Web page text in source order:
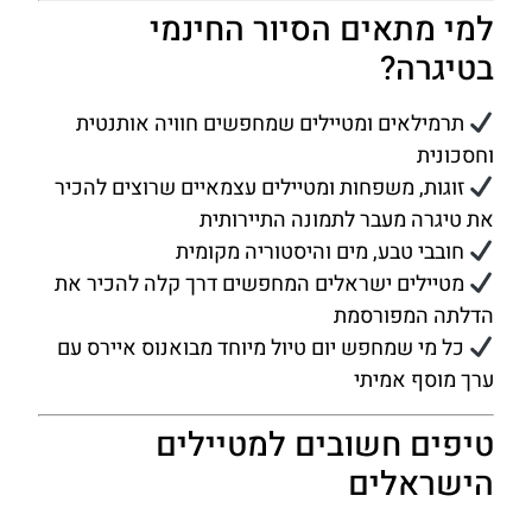
למי מתאים הסיור החינמי
בטיגרה?
תרמילאים ומטיילים שמחפשים חוויה אותנטית
וחסכונית
זוגות, משפחות ומטיילים עצמאיים שרוצים להכיר
את טיגרה מעבר לתמונה התיירותית
חובבי טבע, מים והיסטוריה מקומית
מטיילים ישראלים המחפשים דרך קלה להכיר את
הדלתה המפורסמת
כל מי שמחפש יום טיול מיוחד מבואנוס איירס עם
ערך מוסף אמיתי
טיפים חשובים למטיילים
הישראלים